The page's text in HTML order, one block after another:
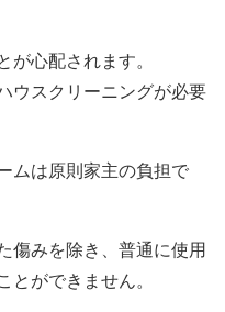
心配されます。
ウスクリーニングが必要
ムは原則家主の負担で
傷みを除き、普通に使用
とができません。